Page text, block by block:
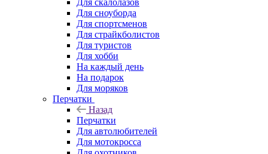
Для скалолазов
Для сноуборда
Для спортсменов
Для страйкболистов
Для туристов
Для хобби
На каждый день
На подарок
Для моряков
Перчатки
Назад
Перчатки
Для автолюбителей
Для мотокросса